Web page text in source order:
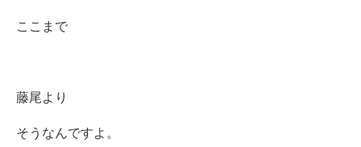
ここまで
藤尾より
そうなんですよ。